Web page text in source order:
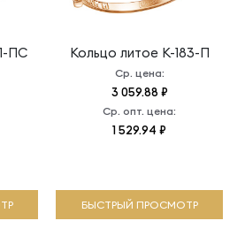
ПС Кольцо литое К-183-П
Ср. цена:
3 059.88 ₽
Ср. опт. цена:
1 529.94 ₽
БЫСТРЫЙ ПРОСМОТР